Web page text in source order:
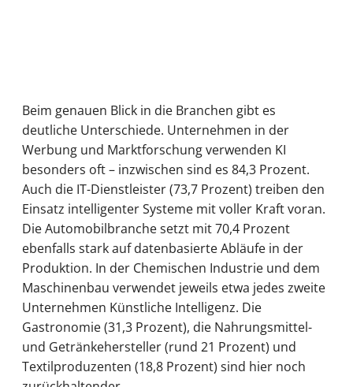
Beim genauen Blick in die Branchen gibt es
deutliche Unterschiede. Unternehmen in der
Werbung und Marktforschung verwenden KI
besonders oft – inzwischen sind es 84,3 Prozent.
Auch die IT-Dienstleister (73,7 Prozent) treiben den
Einsatz intelligenter Systeme mit voller Kraft voran.
Die Automobilbranche setzt mit 70,4 Prozent
ebenfalls stark auf datenbasierte Abläufe in der
Produktion. In der Chemischen Industrie und dem
Maschinenbau verwendet jeweils etwa jedes zweite
Unternehmen Künstliche Intelligenz. Die
Gastronomie (31,3 Prozent), die Nahrungsmittel-
und Getränkehersteller (rund 21 Prozent) und
Textilproduzenten (18,8 Prozent) sind hier noch